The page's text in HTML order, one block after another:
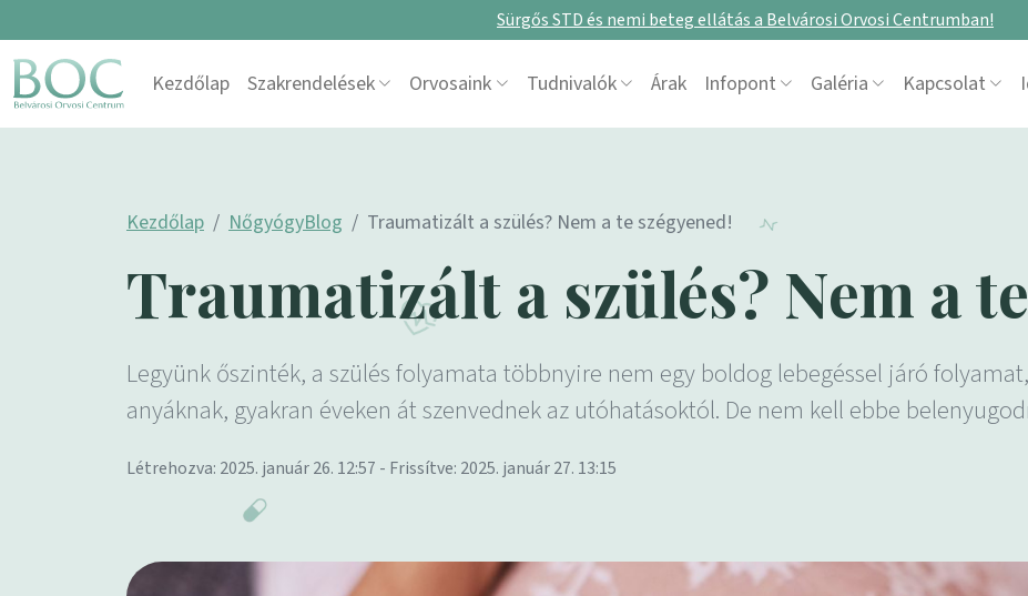
Sürgős STD és nemi beteg ellátás a Belvárosi Orvosi Centrumban!
Skip to content
Main Navigation
Kezdőlap Szakrendelések Orvosaink Tudnivalók Árak Infopont Galéria Kapcsolat
Kezdőlap NőgyógyBlog Traumatizált a szülés? Nem a te szégyened!
Traumatizált a szülés? Nem a
Legyünk őszinték, a szülés folyamata többnyire nem egy boldog lebegéssel járó
anyáknak, gyakran éveken át szenvednek az utóhatásoktól. De nem kell ebbe
Létrehozva: 2025. január 26. 12:57 - Frissítve: 2025. január 27. 13:15